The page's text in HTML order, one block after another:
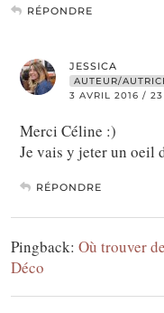
RÉPONDRE
JESSICA
AUTEUR/
3 AVRIL 2016 /
Merci Céline :)
Je vais y jeter un oeil
RÉPONDRE
Pingback: Où trouver
Déco